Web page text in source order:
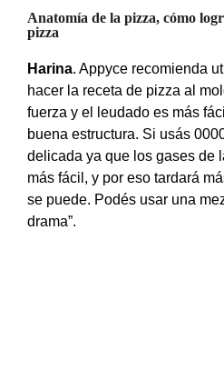
Anatomía de la pizza, cómo
pizza
Harina. Appyce recomienda
hacer la receta de pizza al
fuerza y el leudado es más
buena estructura. Si usás
delicada ya que los gases de
más fácil, y por eso tardará
se puede. Podés usar una
drama”.